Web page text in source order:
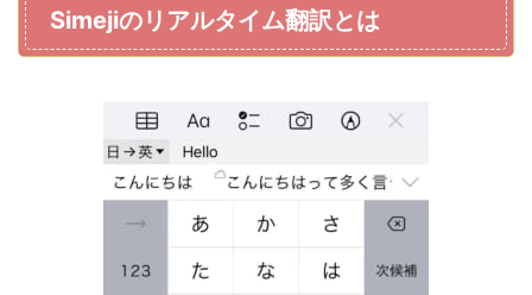
Simejiのリアルタイム翻訳とは